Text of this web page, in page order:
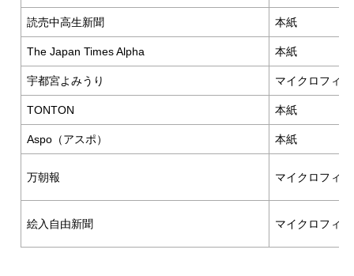
読売中高生新聞 本紙
The Japan Times Alpha 本紙
宇都宮よみうり マイクロフィ
TONTON 本紙
Aspo（アスポ） 本紙
万朝報 マイクロフィ
絵入自由新聞 マイクロフィ